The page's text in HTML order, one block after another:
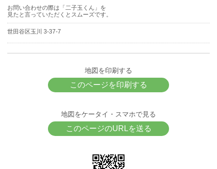
お問い合わせの際は「二子玉くん」を
見たと言っていただくとスムーズです。
世田谷区玉川 3-37-7
地図を印刷する
このページを印刷する
地図をケータイ・スマホで見る
このページのURLを送る